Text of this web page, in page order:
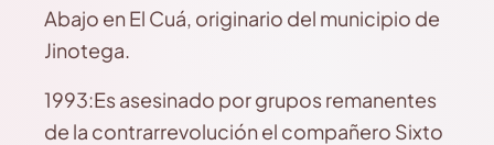
Abajo en El Cuá, originario del municipio de
Jinotega.
1993:Es asesinado por grupos remanentes
de la contrarrevolución el compañero Sixto